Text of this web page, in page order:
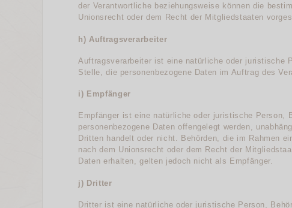
der Verantwortliche beziehungsweise können die
Unionsrecht oder dem Recht der Mitgliedstaaten
h) Auftragsverarbeiter
Auftragsverarbeiter ist eine natürliche oder juristische
Stelle, die personenbezogene Daten im Auftrag des
i) Empfänger
Empfänger ist eine natürliche oder juristische Person,
personenbezogene Daten offengelegt werden,
Dritten handelt oder nicht. Behörden, die im Rahmen
nach dem Unionsrecht oder dem Recht der
Daten erhalten, gelten jedoch nicht als Empfänger.
j) Dritter
Dritter ist eine natürliche oder juristische Person,